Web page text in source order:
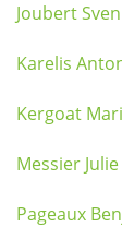
Joubert Sven
Karelis
Kergoat
Messier Julie
Pageaux